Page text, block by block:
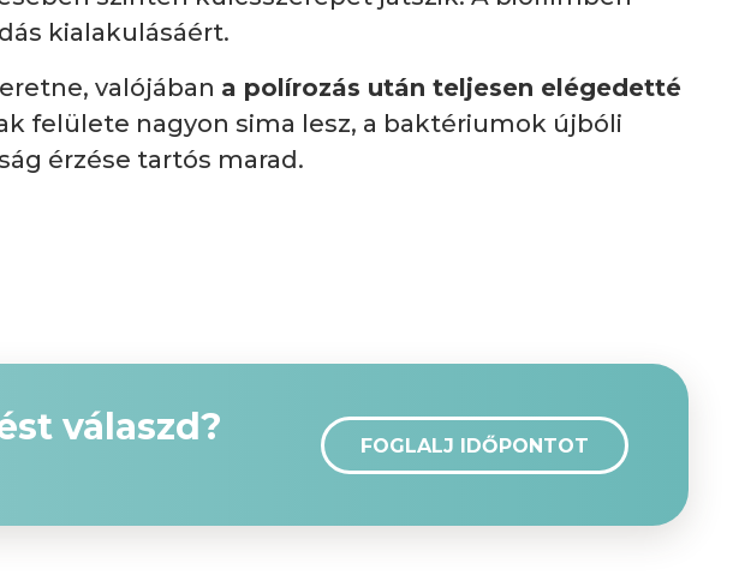
kialakulásáért.
valójában a polírozás után teljesen elégedetté
felülete nagyon sima lesz, a baktériumok újbóli
érzése tartós marad.
válaszd? FOGLALJ IDŐPONTOT